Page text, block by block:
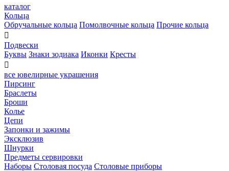
каталог
Кольца
Обручальные кольца Помолвочные кольца Прочие кольца

Подвески
Буквы Знаки зодиака Иконки Кресты

все ювелирные украшения
Пирсинг
Браслеты
Броши
Колье
Цепи
Запонки и зажимы
Эксклюзив
Шнурки
Предметы сервировки
Наборы Столовая посуда Столовые приборы